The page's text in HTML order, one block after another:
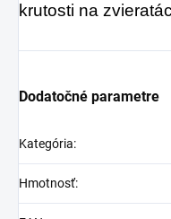
krutosti na
Dodatočné parametre
Kategória:
Hmotnosť: